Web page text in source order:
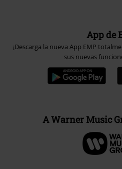
App de
¡Descarga la nueva App EMP
sus nuevas
A Warner Music